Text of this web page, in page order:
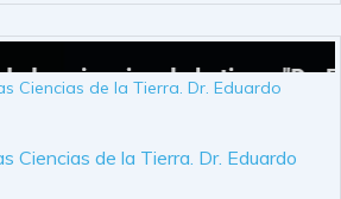
Ciencias de la Tierra. Dr. Eduardo